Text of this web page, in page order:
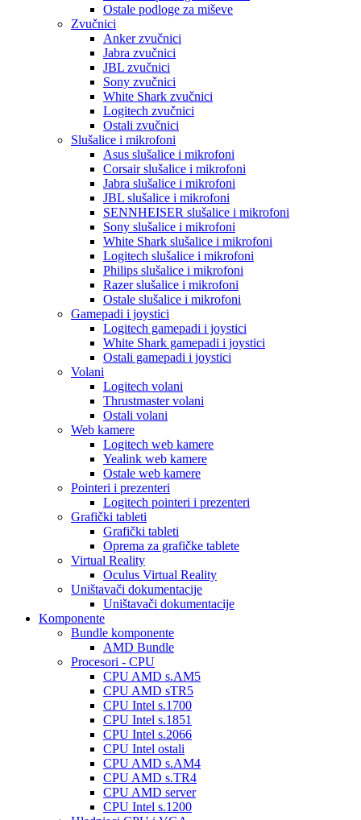
Ostale podloge za miševe
Zvučnici
Anker zvučnici
Jabra zvučnici
JBL zvučnici
Sony zvučnici
White Shark zvučnici
Logitech zvučnici
Ostali zvučnici
Slušalice i mikrofoni
Asus slušalice i mikrofoni
Corsair slušalice i mikrofoni
Jabra slušalice i mikrofoni
JBL slušalice i mikrofoni
SENNHEISER slušalice i mikrofoni
Sony slušalice i mikrofoni
White Shark slušalice i mikrofoni
Logitech slušalice i mikrofoni
Philips slušalice i mikrofoni
Razer slušalice i mikrofoni
Ostale slušalice i mikrofoni
Gamepadi i joystici
Logitech gamepadi i joystici
White Shark gamepadi i joystici
Ostali gamepadi i joystici
Volani
Logitech volani
Thrustmaster volani
Ostali volani
Web kamere
Logitech web kamere
Yealink web kamere
Ostale web kamere
Pointeri i prezenteri
Logitech pointeri i prezenteri
Grafički tableti
Grafički tableti
Oprema za grafičke tablete
Virtual Reality
Oculus Virtual Reality
Uništavači dokumentacije
Uništavači dokumentacije
Komponente
Bundle komponente
AMD Bundle
Procesori - CPU
CPU AMD s.AM5
CPU AMD sTR5
CPU Intel s.1700
CPU Intel s.1851
CPU Intel s.2066
CPU Intel ostali
CPU AMD s.AM4
CPU AMD s.TR4
CPU AMD server
CPU Intel s.1200